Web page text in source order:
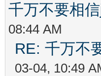
千万不要相
08:44 AM
RE: 千万不
03-04, 10:49